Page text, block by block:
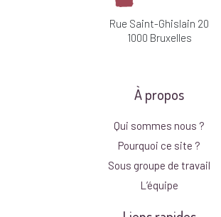
Rue Saint-Ghislain 20
1000 Bruxelles
À propos
Qui sommes nous ?
Pourquoi ce site ?
Sous groupe de travail
L’équipe